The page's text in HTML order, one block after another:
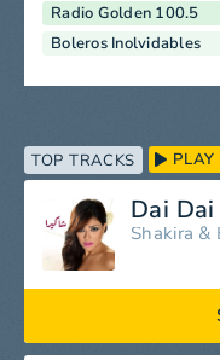
Radio Golden 100.5
Boleros Inolvidables
TOP TRACKS
Dai Dai
Shakira &